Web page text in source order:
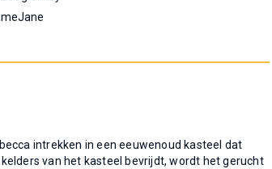
intrekken in een eeuwenoud kasteel dat
van het kasteel bevrijdt, wordt het gerucht